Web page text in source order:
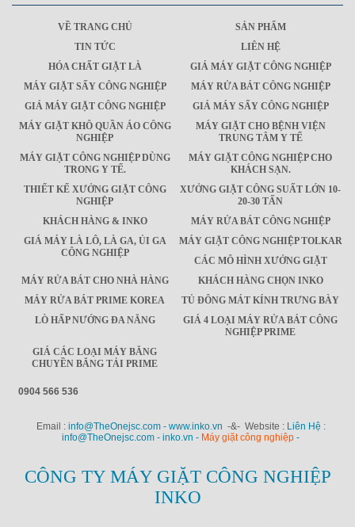
VỀ TRANG CHỦ
SẢN PHẨM
TIN TỨC
LIÊN HỆ
HÓA CHẤT GIẶT LÀ
GIÁ MÁY GIẶT CÔNG NGHIỆP
MÁY GIẶT SẤY CÔNG NGHIỆP
MÁY RỬA BÁT CÔNG NGHIỆP
GIÁ MÁY GIẶT CÔNG NGHIỆP
GIÁ MÁY SẤY CÔNG NGHIỆP
MÁY GIẶT KHÔ QUẦN ÁO CÔNG
NGHIỆP
MÁY GIẶT CHO BỆNH VIỆN
TRUNG TÂM Y TẾ
MÁY GIẶT CÔNG NGHIỆP DÙNG
TRONG Y TẾ.
MÁY GIẶT CÔNG NGHIỆP CHO
KHÁCH SẠN.
THIẾT KẾ XƯỞNG GIẶT CÔNG
NGHIỆP
XƯỞNG GIẶT CÔNG SUẤT LỚN 10-
20-30 TẤN
KHÁCH HÀNG & INKO
MÁY RỬA BÁT CÔNG NGHIỆP
GIÁ MÁY LÀ LÔ, LÀ GA, ỦI GA
CÔNG NGHIỆP
MÁY GIẶT CÔNG NGHIỆP TOLKAR
CÁC MÔ HÌNH XƯỞNG GIẶT
MÁY RỬA BÁT CHO NHÀ HÀNG
KHÁCH HÀNG CHỌN INKO
MÁY RỬA BÁT PRIME KOREA
TỦ ĐÔNG MÁT KÍNH TRƯNG BÀY
LÒ HẤP NƯỚNG ĐA NĂNG
GIÁ 4 LOẠI MÁY RỬA BÁT CÔNG
NGHIỆP PRIME
GIÁ CÁC LOẠI MÁY BĂNG
CHUYỀN BĂNG TẢI PRIME
0904 566 536
Email : info@TheOnejsc.com - www.inko.vn -&- Website : Liên Hệ :
info@TheOnejsc.com - inko.vn - Máy giặt công nghiệp -
CÔNG TY MÁY GIẶT CÔNG NGHIỆP
INKO